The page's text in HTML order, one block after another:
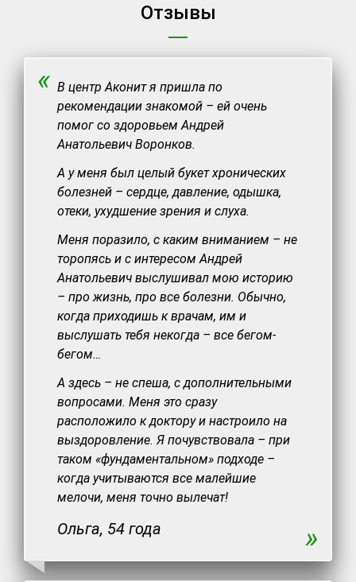
Отзывы
« В центр Аконит я пришла по
рекомендации знакомой – ей очень
помог со здоровьем Андрей
Анатольевич Воронков.
А у меня был целый букет хронических
болезней – сердце, давление, одышка,
отеки, ухудшение зрения и слуха.
Меня поразило, с каким вниманием – не
торопясь и с интересом Андрей
Анатольевич выслушивал мою историю
– про жизнь, про все болезни. Обычно,
когда приходишь к врачам, им и
выслушать тебя некогда – все бегом-
бегом…
А здесь – не спеша, с дополнительными
вопросами. Меня это сразу
расположило к доктору и настроило на
выздоровление. Я почувствовала – при
таком «фундаментальном» подходе –
когда учитываются все малейшие
мелочи, меня точно вылечат!
Ольга, 54 года
»